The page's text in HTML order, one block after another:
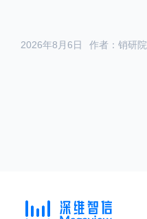
作者：销研院
2026年8月6日